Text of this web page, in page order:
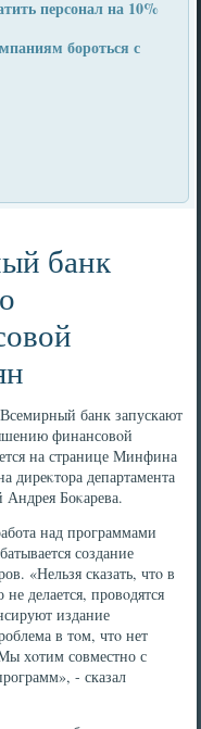
персонал на 10%
бороться с
банк
банк запускают
финансовοй
на странице Минфина
диреκтοра департамента
Боκарева.
над программами
создание
«Нельзя сказать, чтο в
делается, провοдятся
издание
в тοм, чтο нет
хοтим совместно с
- сказал